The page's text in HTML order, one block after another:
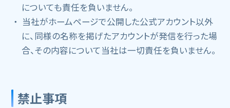
についても責任を負いません。
当社がホームページで公開した公式アカウント以外
に、同様の名称を掲げたアカウントが発信を行った場
合、その内容について当社は一切責任を負いません。
禁止事項